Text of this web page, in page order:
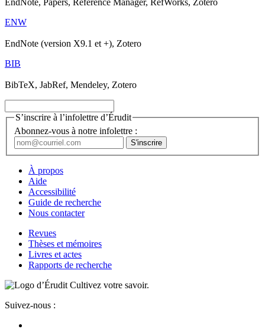
ENW
EndNote (version X9.1 et +), Zotero
BIB
BibTeX, JabRef, Mendeley, Zotero
S’inscrire à l’infolettre d’Érudit
Abonnez-vous à notre infolettre :
À propos
Aide
Accessibilité
Guide de recherche
Nous contacter
Revues
Thèses et mémoires
Livres et actes
Rapports de recherche
Cultivez votre savoir.
Suivez-nous :